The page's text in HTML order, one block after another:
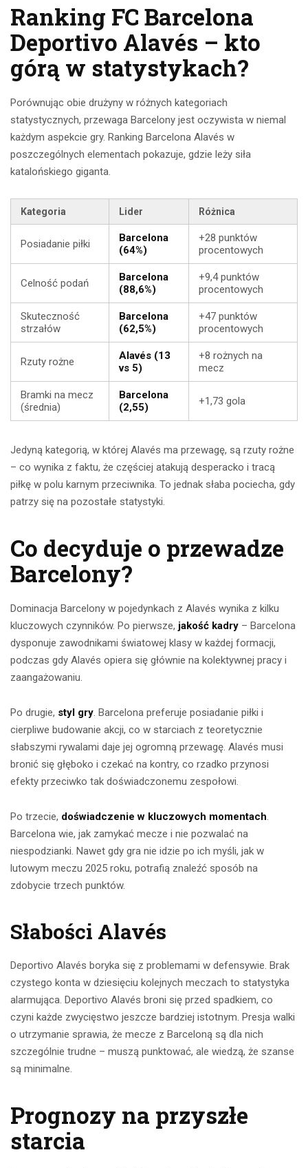
Ranking FC Barcelona
Deportivo Alavés – kto
górą w statystykach?
Porównując obie drużyny w różnych kategoriach
statystycznych, przewaga Barcelony jest oczywista w niemal
każdym aspekcie gry. Ranking Barcelona Alavés w
poszczególnych elementach pokazuje, gdzie leży siła
katalońskiego giganta.
Kategoria Lider Różnica
Posiadanie piłki
Barcelona
(64%)
+28 punktów
procentowych
Celność podań
Barcelona
(88,6%)
+9,4 punktów
procentowych
Skuteczność
strzałów
Barcelona
(62,5%)
+47 punktów
procentowych
Rzuty rożne
Alavés (13
vs 5)
+8 rożnych na
mecz
Bramki na mecz
(średnia)
Barcelona
(2,55)
+1,73 gola
Jedyną kategorią, w której Alavés ma przewagę, są rzuty rożne
– co wynika z faktu, że częściej atakują desperacko i tracą
piłkę w polu karnym przeciwnika. To jednak słaba pociecha, gdy
patrzy się na pozostałe statystyki.
Co decyduje o przewadze
Barcelony?
Dominacja Barcelony w pojedynkach z Alavés wynika z kilku
kluczowych czynników. Po pierwsze, jakość kadry – Barcelona
dysponuje zawodnikami światowej klasy w każdej formacji,
podczas gdy Alavés opiera się głównie na kolektywnej pracy i
zaangażowaniu.
Po drugie, styl gry . Barcelona preferuje posiadanie piłki i
cierpliwe budowanie akcji, co w starciach z teoretycznie
słabszymi rywalami daje jej ogromną przewagę. Alavés musi
bronić się głęboko i czekać na kontry, co rzadko przynosi
efekty przeciwko tak doświadczonemu zespołowi.
Po trzecie, doświadczenie w kluczowych momentach
Barcelona wie, jak zamykać mecze i nie pozwalać na
niespodzianki. Nawet gdy gra nie idzie po ich myśli, jak w
lutowym meczu 2025 roku, potrafią znaleźć sposób na
zdobycie trzech punktów.
Słabości Alavés
Deportivo Alavés boryka się z problemami w defensywie. Brak
czystego konta w dziesięciu kolejnych meczach to statystyka
alarmująca. Deportivo Alavés broni się przed spadkiem, co
czyni każde zwycięstwo jeszcze bardziej istotnym. Presja walki
o utrzymanie sprawia, że mecze z Barceloną są dla nich
szczególnie trudne – muszą punktować, ale wiedzą, że szanse
są minimalne.
Prognozy na przyszłe
starcia